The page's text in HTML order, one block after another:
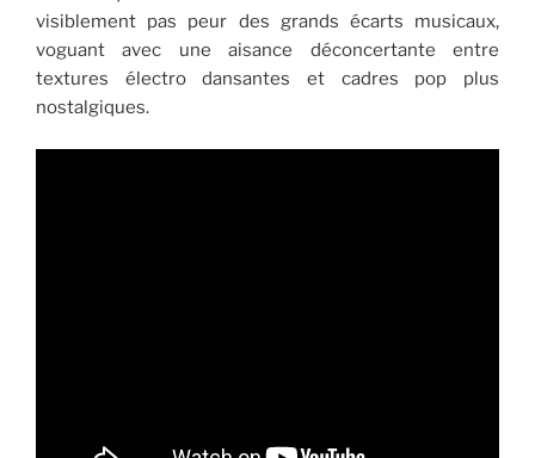
visiblement pas peur des grands écarts musicaux,
voguant avec une aisance déconcertante entre
textures électro dansantes et cadres pop plus
nostalgiques.